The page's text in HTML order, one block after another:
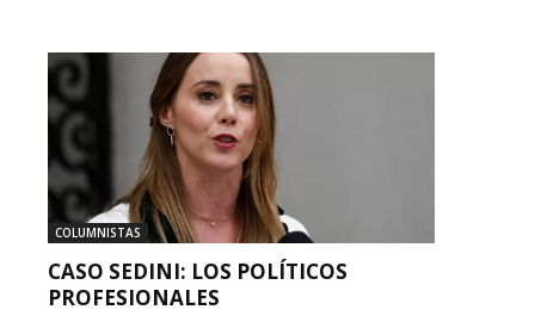
COLUMNISTAS
CASO SEDINI: LOS POLÍTICOS
PROFESIONALES